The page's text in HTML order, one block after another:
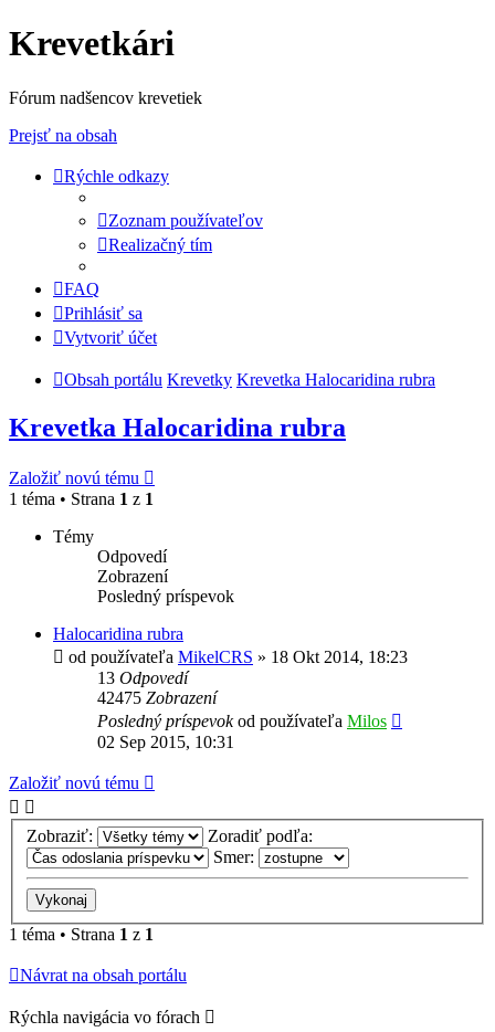
Krevetkári
Fórum nadšencov krevetiek
Prejsť na obsah
Rýchle odkazy
Zoznam používateľov
Realizačný tím
FAQ
Prihlásiť sa
Vytvoriť účet
Obsah portálu Krevetky Krevetka Halocaridina rubra
Krevetka Halocaridina rubra
Založiť novú tému
1 téma • Strana 1 z 1
Témy
Odpovedí
Zobrazení
Posledný príspevok
Halocaridina rubra
od používateľa MikelCRS » 18 Okt 2014, 18:23
13 Odpovedí
42475 Zobrazení
Posledný príspevokod používateľa Milos
02 Sep 2015, 10:31
Založiť novú tému
Zobraziť:
Zoradiť podľa:
Smer:
1 téma • Strana 1 z 1
Návrat na obsah portálu
Rýchla navigácia vo fórach